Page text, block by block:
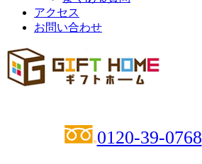
アクセス
お問い合わせ
0120-39-0768